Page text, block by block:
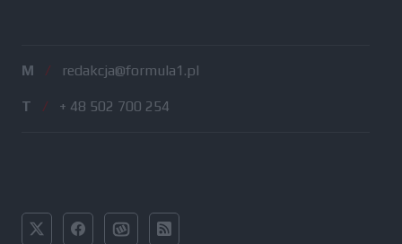
M / redakcja@formula1.pl
T / + 48 502 700 254